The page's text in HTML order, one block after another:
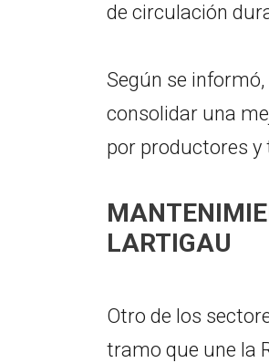
de circulación
Según se
consolidar una
por productores
LARTIGAU
Otro de los
tramo que une la